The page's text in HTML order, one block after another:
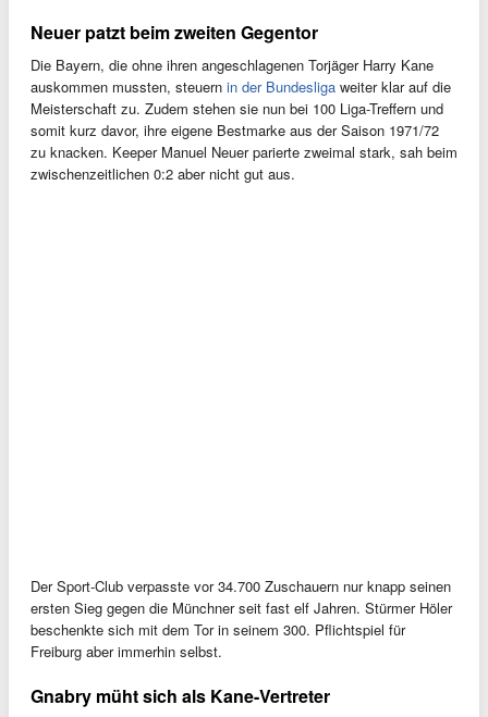
Neuer patzt beim zweiten Gegentor
Die Bayern, die ohne ihren angeschlagenen Torjäger Harry Kane
auskommen mussten, steuern in der Bundesliga weiter klar auf die
Meisterschaft zu. Zudem stehen sie nun bei 100 Liga-Treffern und
somit kurz davor, ihre eigene Bestmarke aus der Saison 1971/72
zu knacken. Keeper Manuel Neuer parierte zweimal stark, sah beim
zwischenzeitlichen 0:2 aber nicht gut aus.
Der Sport-Club verpasste vor 34.700 Zuschauern nur knapp seinen
ersten Sieg gegen die Münchner seit fast elf Jahren. Stürmer Höler
beschenkte sich mit dem Tor in seinem 300. Pflichtspiel für
Freiburg aber immerhin selbst.
Gnabry müht sich als Kane-Vertreter